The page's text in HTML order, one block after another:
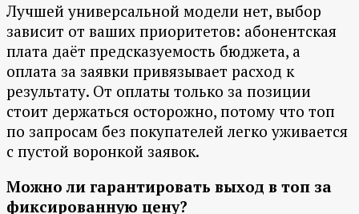
Лучшей универсальной модели нет, выбор
зависит от ваших приоритетов: абонентская
плата даёт предсказуемость бюджета, а
оплата за заявки привязывает расход к
результату. От оплаты только за позиции
стоит держаться осторожно, потому что топ
по запросам без покупателей легко уживается
с пустой воронкой заявок.
Можно ли гарантировать выход в топ за
фиксированную цену?